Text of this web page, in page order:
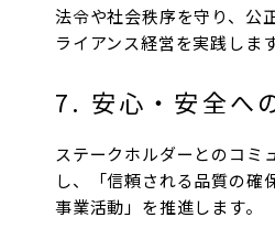
法令や社会秩序を守り、公
ライアンス経営を実践します
7. 安心・安全へ
ステークホルダーとのコミ
し、「信頼される品質の確
事業活動」を推進します。